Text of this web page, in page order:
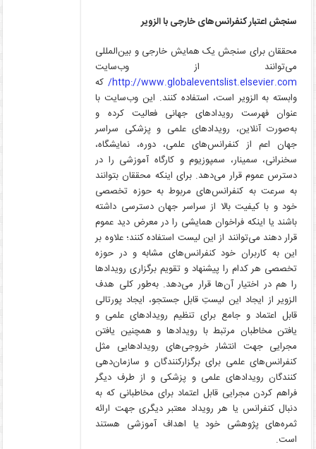
سنجش اعتبار کنفرانس‌های خارجی با الزویر
محققان برای سنجش یک همایش خارجی و بین‌المللی
می‌توانند از وب‌سایت
http://www.globaleventslist.elsevier.com/ که
وابسته به الزویر است، استفاده کنند. این وب‌سایت با
عنوان فهرست رویدادهای جهانی فعالیت کرده و
به‌صورت آنلاین، رویدادهای علمی و پزشکی سراسر
جهان اعم از کنفرانس‌های علمی، دوره، نمایشگاه،
سخنرانی، سمینار، سمپوزیوم و کارگاه آموزشی را در
دسترس عموم قرار می‌دهد. برای اینکه محققان بتوانند
به سرعت به کنفرانس‌های مربوط به حوزه تخصصی
خود و با کیفیت بالا از سراسر جهان دسترسی داشته
باشند یا اینکه فراخوان همایشی را در معرض دید عموم
قرار دهند می‌توانند از این لیست استفاده کنند؛ علاوه بر
این به کاربران خود کنفرانس‌های مشابه و در حوزه
تخصصی هر کدام را پیشنهاد و تقویم برگزاری رویدادها
را هم در اختیار آن‌ها قرار می‌دهد. به‌طور کلی هدف
الزویر از ایجاد این لیستِ قابل جستجو، ایجاد پورتالی
قابل اعتماد و جامع برای تنظیم رویدادهای علمی و
یافتن مخاطبان مرتبط با رویدادها و همچنین یافتن
مجرایی جهت انتشار خروجی‌های رویدادهایی مثل
کنفرانس‌های علمی برای برگزارکنندگان و سازمان‌دهی
کنندگان رویدادهای علمی و پزشکی و از طرف دیگر
فراهم کردن مجرایی قابل اعتماد برای مخاطبانی که به
دنبال کنفرانس‌ یا هر رویداد معتبر دیگری جهت ارائه
ثمره‌های پژوهشی خود یا اهداف آموزشی هستند
است.